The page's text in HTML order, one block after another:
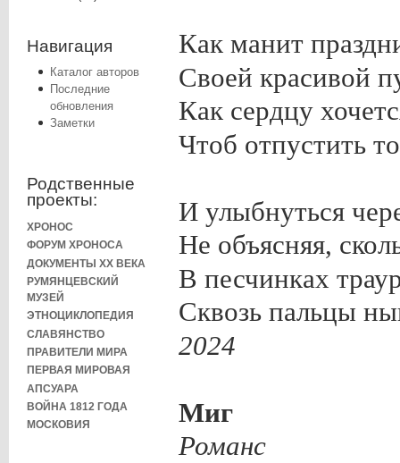
Навигация
Каталог авторов
Последние
обновления
Заметки
Родственные
проекты:
ХРОНОС
ФОРУМ ХРОНОСА
ДОКУМЕНТЫ XX ВЕКА
РУМЯНЦЕВСКИЙ
МУЗЕЙ
ЭТНОЦИКЛОПЕДИЯ
СЛАВЯНСТВО
ПРАВИТЕЛИ МИРА
ПЕРВАЯ МИРОВАЯ
АПСУАРА
ВОЙНА 1812 ГОДА
МОСКОВИЯ
Как манит
Своей красивой
Как сердцу
Чтоб отпустить
И улыбнуться
Не объясняя,
В песчинках
Сквозь пальцы
2024
Миг
Романс